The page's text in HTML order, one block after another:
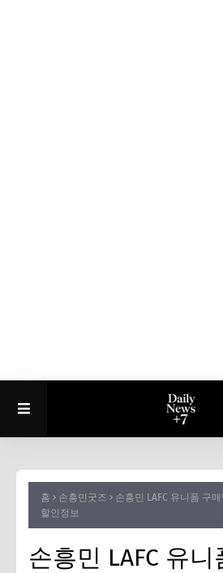
홈 손흥민굿즈
손흥민 LAFC 유니폼 구
할인정보
손흥민 LAFC 유